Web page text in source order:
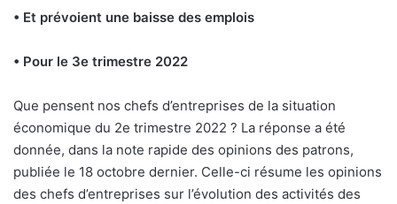
• Et prévoient une baisse des emplois
• Pour le 3e trimestre 2022
Que pensent nos chefs d’entreprises de la situation
économique du 2e trimestre 2022 ? La réponse a été
donnée, dans la note rapide des opinions des patrons,
publiée le 18 octobre dernier. Celle-ci résume les opinions
des chefs d’entreprises sur l’évolution des activités des